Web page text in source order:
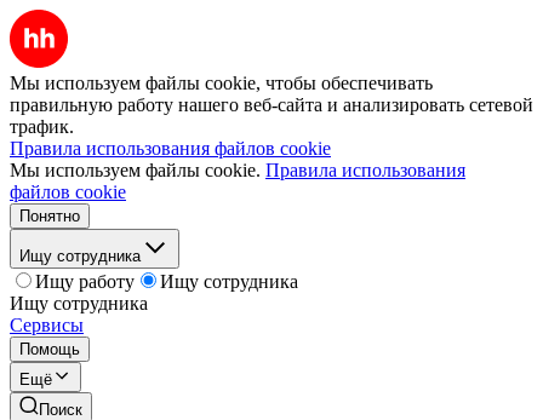
Мы используем файлы cookie, чтобы обеспечивать
правильную работу нашего веб-сайта и анализировать сетевой
трафик.
Правила использования файлов cookie
Мы используем файлы cookie. Правила использования
файлов cookie
Понятно
Ищу сотрудника
Ищу работу
Ищу сотрудника
Ищу сотрудника
Сервисы
Помощь
Ещё
Поиск